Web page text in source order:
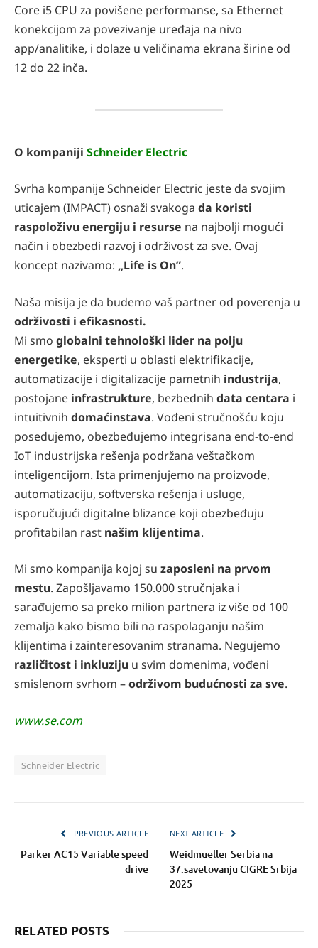
Core i5 CPU za povišene performanse, sa Ethernet
konekcijom za povezivanje uređaja na nivo
app/analitike, i dolaze u veličinama ekrana širine od
12 do 22 inča.
O kompaniji Schneider Electric
Svrha kompanije Schneider Electric jeste da svojim
uticajem (IMPACT) osnaži svakoga da koristi
raspoloživu energiju i resurse na najbolji mogući
način i obezbedi razvoj i održivost za sve. Ovaj
koncept nazivamo: „Life is On”.
Naša misija je da budemo vaš partner od poverenja u
održivosti i efikasnosti.
Mi smo globalni tehnološki lider na polju
energetike, eksperti u oblasti elektrifikacije,
automatizacije i digitalizacije pametnih industrija,
postojane infrastrukture, bezbednih data centara i
intuitivnih domaćinstava. Vođeni stručnošću koju
posedujemo, obezbeđujemo integrisana end-to-end
IoT industrijska rešenja podržana veštačkom
inteligencijom. Ista primenjujemo na proizvode,
automatizaciju, softverska rešenja i usluge,
isporučujući digitalne blizance koji obezbeđuju
profitabilan rast našim klijentima.
Mi smo kompanija kojoj su zaposleni na prvom
mestu. Zapošljavamo 150.000 stručnjaka i
sarađujemo sa preko milion partnera iz više od 100
zemalja kako bismo bili na raspolaganju našim
klijentima i zainteresovanim stranama. Negujemo
različitost i inkluziju u svim domenima, vođeni
smislenom svrhom –održivom budućnosti za sve.
www.se.com
Schneider Electric
PREVIOUS ARTICLE
Parker AC15 Variable speed
drive
NEXT ARTICLE
Weidmueller Serbia na
37.savetovanju CIGRE Srbija
2025
RELATED POSTS